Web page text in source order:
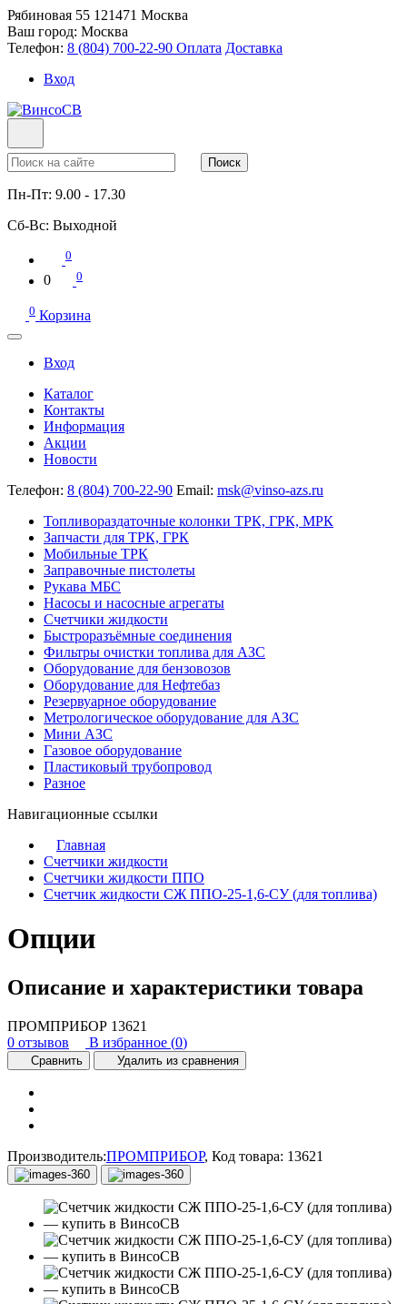
Рябиновая 55 121471 Москва
Ваш город: Москва
Телефон: 8 (804) 700-22-90 Оплата Доставка
Вход
Поиск
Пн-Пт: 9.00 - 17.30
Сб-Вс: Выходной
0
0 0
0 Корзина
Вход
Каталог
Контакты
Информация
Акции
Новости
Телефон: 8 (804) 700-22-90 Email: msk@vinso-azs.ru
Топливораздаточные колонки ТРК, ГРК, МРК
Запчасти для ТРК, ГРК
Мобильные ТРК
Заправочные пистолеты
Рукава МБС
Насосы и насосные агрегаты
Счетчики жидкости
Быстроразъёмные соединения
Фильтры очистки топлива для АЗС
Оборудование для бензовозов
Оборудование для Нефтебаз
Резервуарное оборудование
Метрологическое оборудование для АЗС
Мини АЗС
Газовое оборудование
Пластиковый трубопровод
Разное
Навигационные ссылки
Главная
Счетчики жидкости
Счетчики жидкости ППО
Счетчик жидкости СЖ ППО-25-1,6-СУ (для топлива)
Опции
Описание и характеристики товара
ПРОМПРИБОР 13621
0 отзывов
В избранное (0)
Сравнить Удалить из сравнения
Производитель:ПРОМПРИБОР, Код товара: 13621